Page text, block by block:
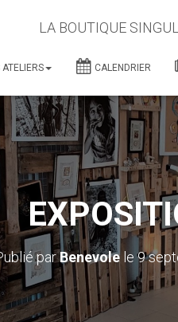
LA BOUTIQUE
ATELIERS CALENDRIER
parBenevole le9